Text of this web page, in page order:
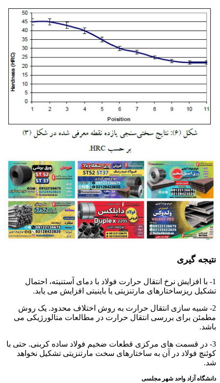
نتیجه گیری
1- با افزایش نرخ انتقال حرارت فولاد با دمای آستنیته، احتمال
تشکیل ریزساختارهای مارتنزیتی یا باینیتی افزایش می یابد.
2- شبیه سازی انتقال حرارت به روش اختلاف محدود. یک روش
مطمئن برای بررسی انتقال حرارت در مطالعات متالورژیکی می
باشد.
3- در قسمت های مرکزی قطعات ضخیم فولاد ساده کربنی. حتی با
کوئنچ فولاد در آن به ساختارهای سخت مارتنزیتی تشکیل نخواهد
شد.
دانشگاه آزاد واحد شهر مجلسی